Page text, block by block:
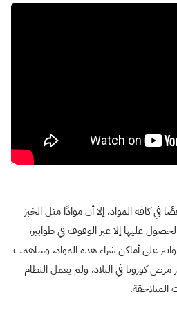
في كافة المواد، إلا أن موادًا مثل الخبز
عليها إلا عبر الوقوف في طوابير،
الطوابير على أماكن شراء هذه المواد، وساهمت
مرض كورونا في البلاد، ولم يعمل النظام
المتلاحقة.